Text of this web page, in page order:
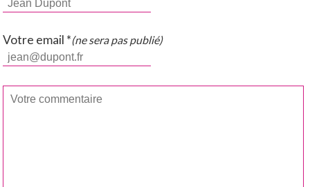
Votre email *(ne sera pas publié)